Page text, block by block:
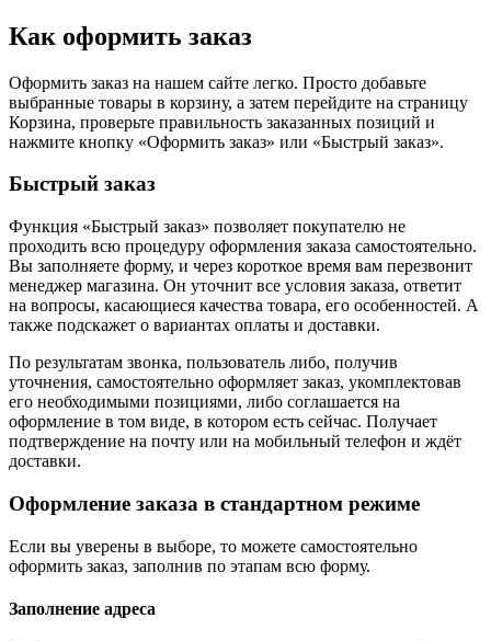
Как оформить заказ
Оформить заказ на нашем сайте легко. Просто добавьте
выбранные товары в корзину, а затем перейдите на страницу
Корзина, проверьте правильность заказанных позиций и
нажмите кнопку «Оформить заказ» или «Быстрый заказ».
Быстрый заказ
Функция «Быстрый заказ» позволяет покупателю не
проходить всю процедуру оформления заказа самостоятельно.
Вы заполняете форму, и через короткое время вам перезвонит
менеджер магазина. Он уточнит все условия заказа, ответит
на вопросы, касающиеся качества товара, его особенностей. А
также подскажет о вариантах оплаты и доставки.
По результатам звонка, пользователь либо, получив
уточнения, самостоятельно оформляет заказ, укомплектовав
его необходимыми позициями, либо соглашается на
оформление в том виде, в котором есть сейчас. Получает
подтверждение на почту или на мобильный телефон и ждёт
доставки.
Оформление заказа в стандартном режиме
Если вы уверены в выборе, то можете самостоятельно
оформить заказ, заполнив по этапам всю форму.
Заполнение адреса